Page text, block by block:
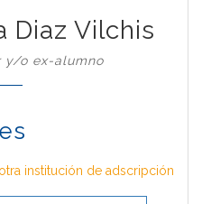
Diaz Vilchis
y/o ex-alumno
institución de adscripción